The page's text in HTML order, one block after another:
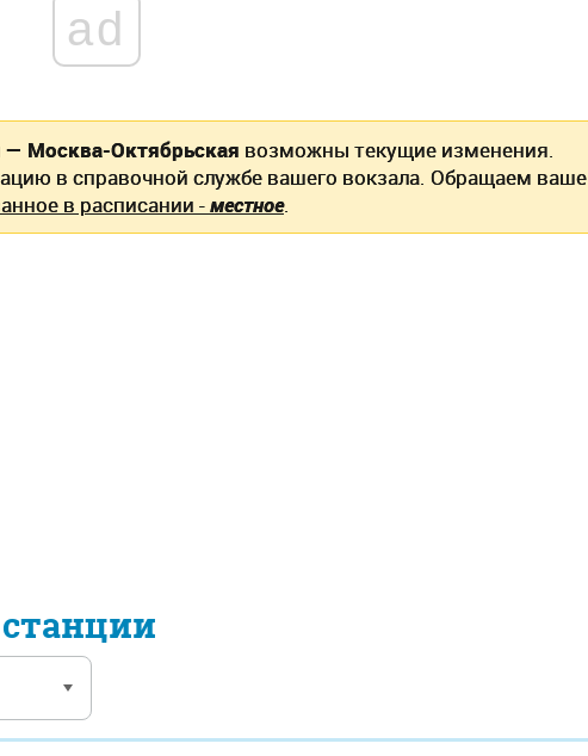
ad
— Москва-Октябрьская возможны текущие изменения.
в справочной службе вашего вокзала. Обращаем ваше
в расписании -местное.